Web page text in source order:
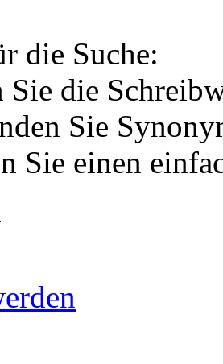
die Suche:
Sie die
Sie
Sie einen